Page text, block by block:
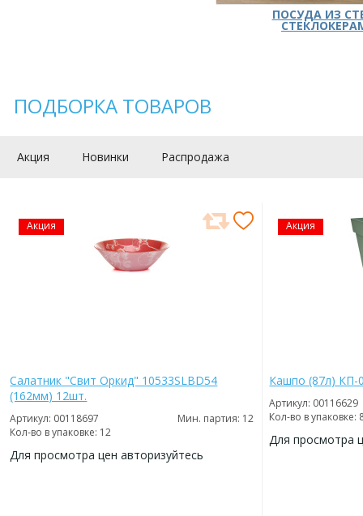
ПОСУДА ИЗ
ПОДБОРКА ТОВАРОВ
Акция Новинки Распродажа
Акция
Салатник "Свит Оркид" 10533SLBD54
(162мм) 12шт.
Артикул: 00118697
Мин. партия: 12
Кол-во в упаковке: 12
Для просмотра цен авторизуйтесь
Акция
Кашпо (87л) КП-
Артикул: 00116629
Кол-во в упаковке:
Для просмотра